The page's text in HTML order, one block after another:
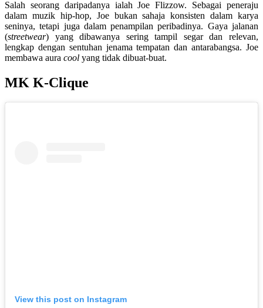
Salah seorang daripadanya ialah Joe Flizzow. Sebagai peneraju
dalam muzik hip-hop, Joe bukan sahaja konsisten dalam karya
seninya, tetapi juga dalam penampilan peribadinya. Gaya jalanan
(streetwear) yang dibawanya sering tampil segar dan relevan,
lengkap dengan sentuhan jenama tempatan dan antarabangsa. Joe
membawa aura cool yang tidak dibuat-buat.
MK K-Clique
View this post on Instagram